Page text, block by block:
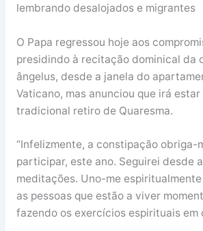
lembrando desalojados e migrantes
O Papa regressou hoje aos
presidindo à recitação dominical da
ângelus, desde a janela do
Vaticano, mas anunciou que irá
tradicional retiro de Quaresma.
“Infelizmente, a constipação obriga-
participar, este ano. Seguirei desde
meditações. Uno-me
as pessoas que estão a viver
fazendo os exercícios espirituais em